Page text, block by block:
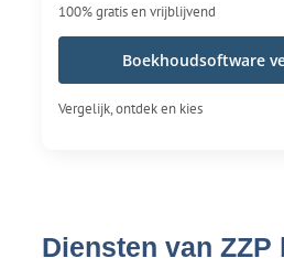
100% gratis en vrijblijvend
Boekhoudsoftware
Vergelijk, ontdek en kies
Diensten van